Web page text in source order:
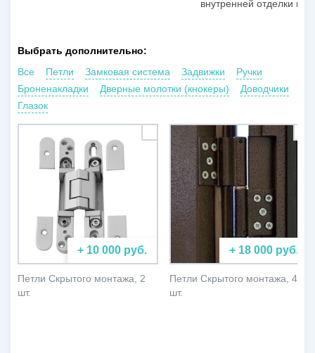
внутренней отделки
Выбрать дополнительно:
Все
Петли Замковая система Задвижки
Ручки
Броненакладки
Дверные молотки (кнокеры)
Доводчики
Глазок
+ 10 000 руб.
Петли Скрытого монтажа, 2
шт.
+ 18 000 руб.
Петли Скрытого монтажа, 4
шт.